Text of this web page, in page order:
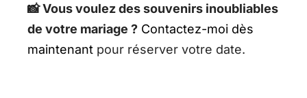
📸 Vous voulez des souvenirs inoubliables
de votre mariage ? Contactez-moi dès
maintenant pour réserver votre date.